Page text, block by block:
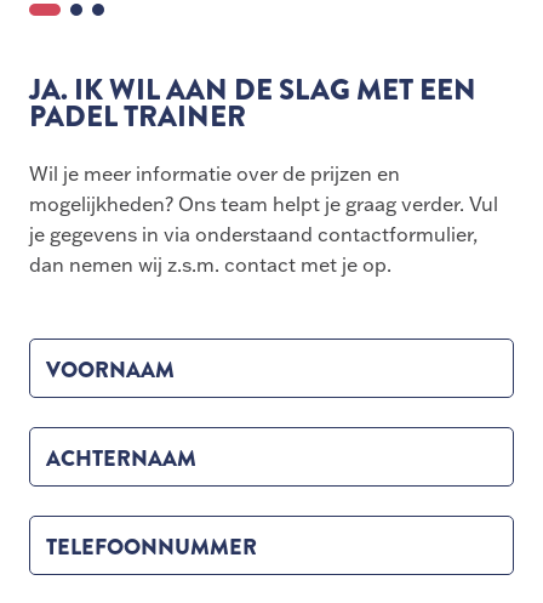
JA. IK WIL AAN DE SLAG MET EEN
PADEL TRAINER
Wil je meer informatie over de prijzen en
mogelijkheden? Ons team helpt je graag verder. Vul
je gegevens in via onderstaand contactformulier,
dan nemen wij z.s.m. contact met je op.
VOORNAAM
ACHTERNAAM
TELEFOONNUMMER